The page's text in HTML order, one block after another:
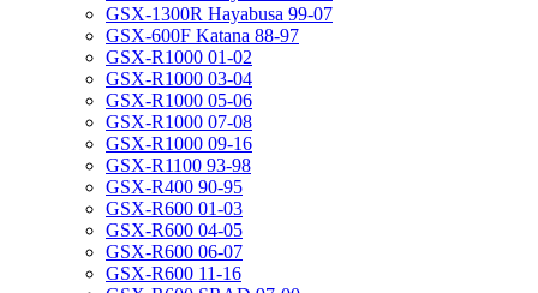
GSX-1300R Hayabusa 99-07
GSX-600F Katana 88-97
GSX-R1000 01-02
GSX-R1000 03-04
GSX-R1000 05-06
GSX-R1000 07-08
GSX-R1000 09-16
GSX-R1100 93-98
GSX-R400 90-95
GSX-R600 01-03
GSX-R600 04-05
GSX-R600 06-07
GSX-R600 11-16